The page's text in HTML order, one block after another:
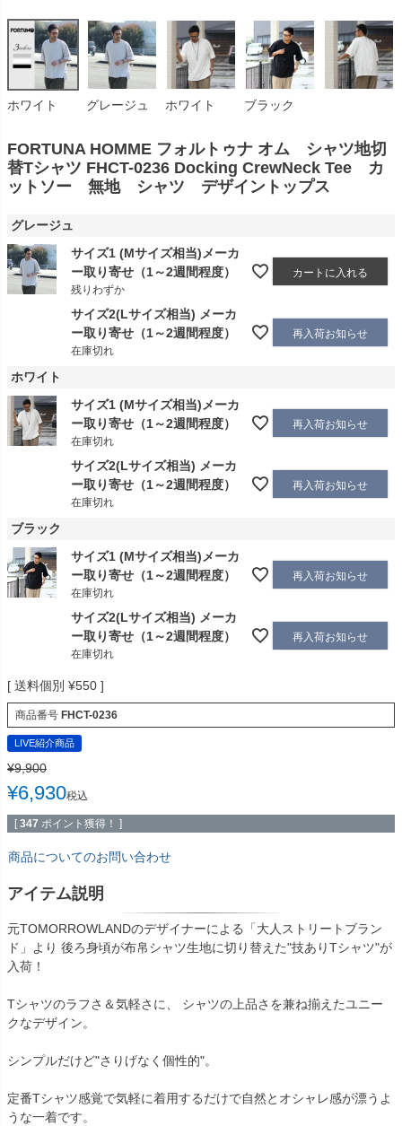
ホワイト グレージュ ホワイト ブラック
FORTUNA HOMME フォルトゥナ オム シャツ地切
替Tシャツ FHCT-0236 Docking CrewNeck Tee カ
ットソー 無地 シャツ デザイントップス
グレージュ
サイズ1 (Mサイズ相当)メーカ
ー取り寄せ（1～2週間程度）
残りわずか
カートに入れる
サイズ2(Lサイズ相当) メーカ
ー取り寄せ（1～2週間程度）
在庫切れ
再入荷お知らせ
ホワイト
サイズ1 (Mサイズ相当)メーカ
ー取り寄せ（1～2週間程度）
在庫切れ
再入荷お知らせ
サイズ2(Lサイズ相当) メーカ
ー取り寄せ（1～2週間程度）
在庫切れ
再入荷お知らせ
ブラック
サイズ1 (Mサイズ相当)メーカ
ー取り寄せ（1～2週間程度）
在庫切れ
再入荷お知らせ
サイズ2(Lサイズ相当) メーカ
ー取り寄せ（1～2週間程度）
在庫切れ
再入荷お知らせ
送料個別 ¥550
商品番号 FHCT-0236
LIVE紹介商品
¥9,900
¥6,930税込
[ 347 ポイント獲得！ ]
商品についてのお問い合わせ
アイテム説明
元TOMORROWLANDのデザイナーによる「大人ストリートブラン
ド」より 後ろ身頃が布帛シャツ生地に切り替えた"技ありTシャツ"が
入荷！
Tシャツのラフさ＆気軽さに、 シャツの上品さを兼ね揃えたユニー
クなデザイン。
シンプルだけど"さりげなく個性的"。
定番Tシャツ感覚で気軽に着用するだけで自然とオシャレ感が漂うよ
うな一着です。